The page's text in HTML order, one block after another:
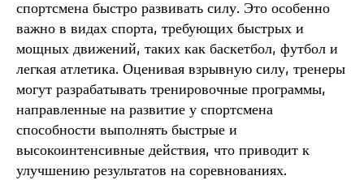
спортсмена быстро развивать силу. Это особенно
важно в видах спорта, требующих быстрых и
мощных движений, таких как баскетбол, футбол и
легкая атлетика. Оценивая взрывную силу, тренеры
могут разрабатывать тренировочные программы,
направленные на развитие у спортсмена
способности выполнять быстрые и
высокоинтенсивные действия, что приводит к
улучшению результатов на соревнованиях.